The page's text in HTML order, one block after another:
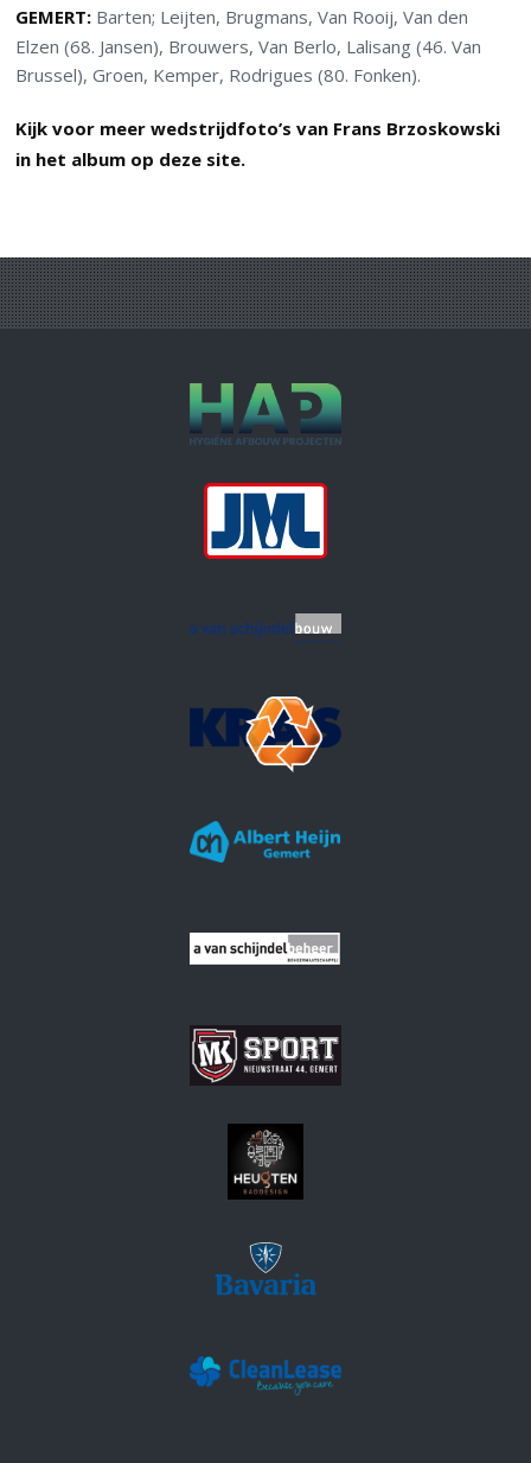
GEMERT: Barten; Leijten, Brugmans, Van Rooij, Van den
Elzen (68. Jansen), Brouwers, Van Berlo, Lalisang (46. Van
Brussel), Groen, Kemper, Rodrigues (80. Fonken).
Kijk voor meer wedstrijdfoto’s van Frans Brzoskowski
in het album op deze site.